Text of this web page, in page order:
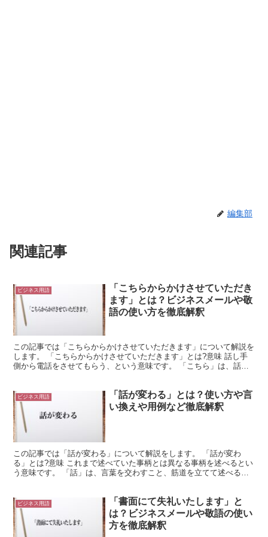
編集部
関連記事
ビジネス用語
「こちらからかけさせていただき
ます」とは？ビジネスメールや敬
語の使い方を徹底解釈
この記事では「こちらからかけさせていただきます」について解説を
します。 「こちらからかけさせていただきます」とは?意味 話し手
側から電話をさせてもらう、という意味です。 「こちら」は、話し
ビジネス用語
「話が変わる」とは？使い方や言
い換えや用例など徹底解釈
この記事では「話が変わる」について解説をします。 「話が変わ
る」とは?意味 これまで述べていた事柄とは異なる事柄を述べるとい
う意味です。 「話」は、言葉を交わすこと、筋道を立てて述べるこ
ビジネス用語
「書面にて失礼いたします」と
は？ビジネスメールや敬語の使い
方を徹底解釈